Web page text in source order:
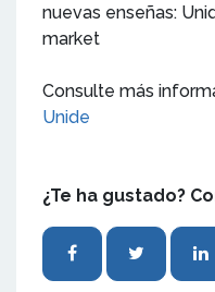
nuevas enseñas:
market
Consulte más
Unide
¿Te ha gustado?